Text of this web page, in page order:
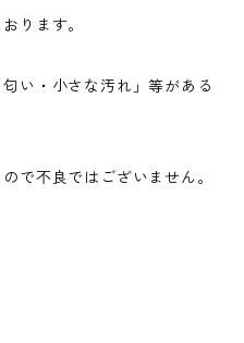
ります。
い・小さな汚れ」等がある
で不良ではございません。